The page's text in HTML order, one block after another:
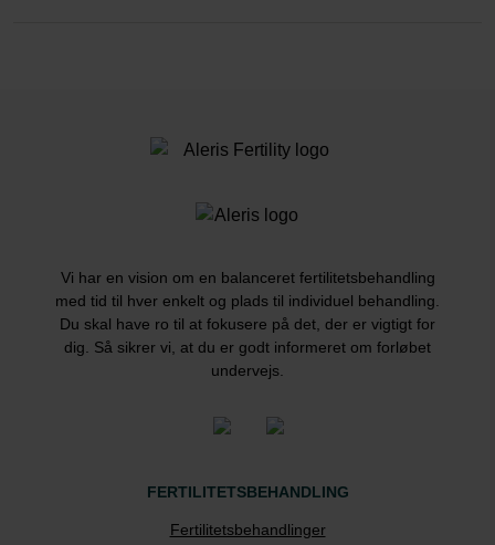
Vi har en vision om en balanceret fertilitetsbehandling
med tid til hver enkelt og plads til individuel behandling.
Du skal have ro til at fokusere på det, der er vigtigt for
dig. Så sikrer vi, at du er godt informeret om forløbet
undervejs.
FERTILITETSBEHANDLING
Fertilitetsbehandlinger